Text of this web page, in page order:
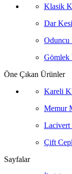
Klasik
Dar
Oduncu
Gömlek
Öne Çıkan Ürünler
Kareli
Memur
Lacivert
Çift
Sayfalar